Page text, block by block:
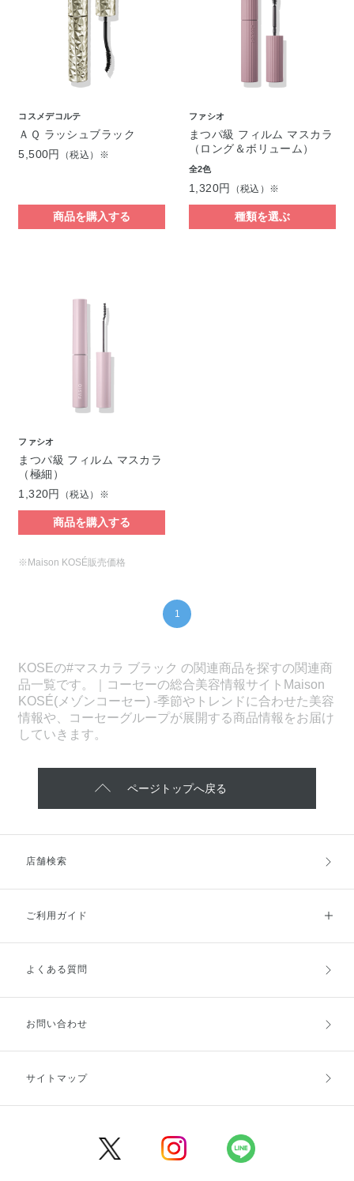
コスメデコルテ
ＡＱ ラッシュブラック
5,500円
（税込）※
商品を購入する
ファシオ
まつパ級 フィルム マスカラ
（ロング＆ボリューム）
全2色
1,320円 （税込）※
種類を選ぶ
ファシオ
まつパ級 フィルム マスカラ
（極細）
1,320円
（税込）※
商品を購入する
※Maison KOSÉ販売価格
1
KOSEの#マスカラ ブラック の関連商品を探すの関連商
品一覧です。｜コーセーの総合美容情報サイトMaison
KOSÉ(メゾンコーセー) -季節やトレンドに合わせた美容
情報や、コーセーグループが展開する商品情報をお届け
していきます。
ページトップへ戻る
店舗検索
ご利用ガイド
ご利用ガイドトップ
お支払方法
キャンセル・返品・交換
よくある質問
お問い合わせ
サイトマップ